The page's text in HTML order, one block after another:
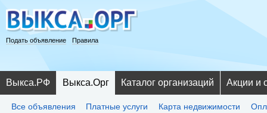
Подать объявление Правила
Выкса.РФ Выкса.Орг
Все объявления Платные услуги Карта недвижимости
Каталог организаций Акции и